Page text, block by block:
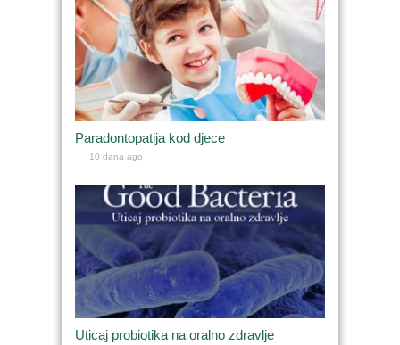
Paradontopatija kod djece
10 dana ago
Uticaj probiotika na oralno zdravlje